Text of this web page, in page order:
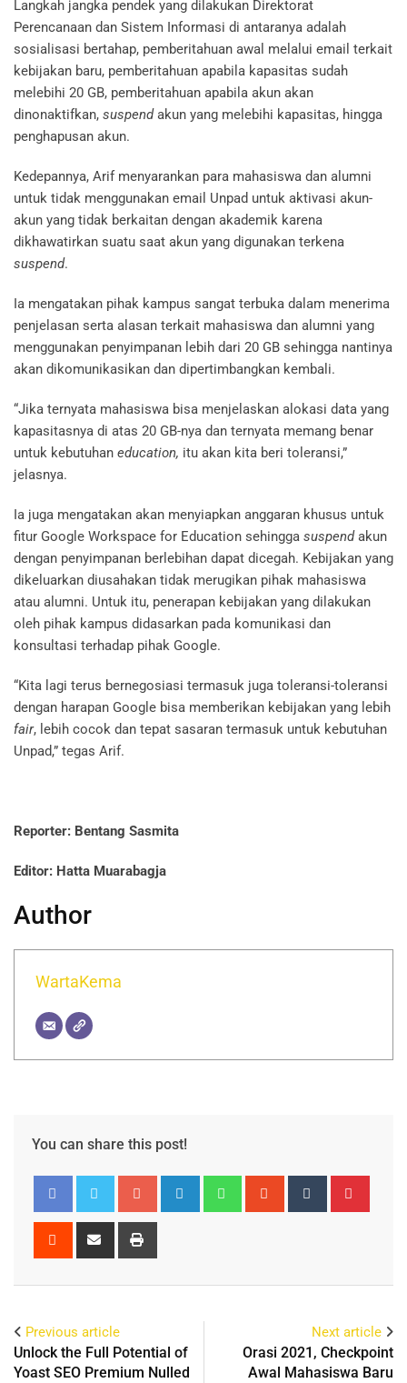
Langkah jangka pendek yang dilakukan Direktorat
Perencanaan dan Sistem Informasi di antaranya adalah
sosialisasi bertahap, pemberitahuan awal melalui email terkait
kebijakan baru, pemberitahuan apabila kapasitas sudah
melebihi 20 GB, pemberitahuan apabila akun akan
dinonaktifkan, suspend akun yang melebihi kapasitas, hingga
penghapusan akun.
Kedepannya, Arif menyarankan para mahasiswa dan alumni
untuk tidak menggunakan email Unpad untuk aktivasi akun-
akun yang tidak berkaitan dengan akademik karena
dikhawatirkan suatu saat akun yang digunakan terkena
suspend.
Ia mengatakan pihak kampus sangat terbuka dalam menerima
penjelasan serta alasan terkait mahasiswa dan alumni yang
menggunakan penyimpanan lebih dari 20 GB sehingga nantinya
akan dikomunikasikan dan dipertimbangkan kembali.
“Jika ternyata mahasiswa bisa menjelaskan alokasi data yang
kapasitasnya di atas 20 GB-nya dan ternyata memang benar
untuk kebutuhan education, itu akan kita beri toleransi,”
jelasnya.
Ia juga mengatakan akan menyiapkan anggaran khusus untuk
fitur Google Workspace for Education sehingga suspend akun
dengan penyimpanan berlebihan dapat dicegah. Kebijakan yang
dikeluarkan diusahakan tidak merugikan pihak mahasiswa
atau alumni. Untuk itu, penerapan kebijakan yang dilakukan
oleh pihak kampus didasarkan pada komunikasi dan
konsultasi terhadap pihak Google.
“Kita lagi terus bernegosiasi termasuk juga toleransi-toleransi
dengan harapan Google bisa memberikan kebijakan yang lebih
fair, lebih cocok dan tepat sasaran termasuk untuk kebutuhan
Unpad,” tegas Arif.
Reporter: Bentang Sasmita
Editor: Hatta Muarabagja
Author
WartaKema
You can share this post!
Previous article
Unlock the Full Potential of
Yoast SEO Premium Nulled
Next article
Orasi 2021, Checkpoint
Awal Mahasiswa Baru